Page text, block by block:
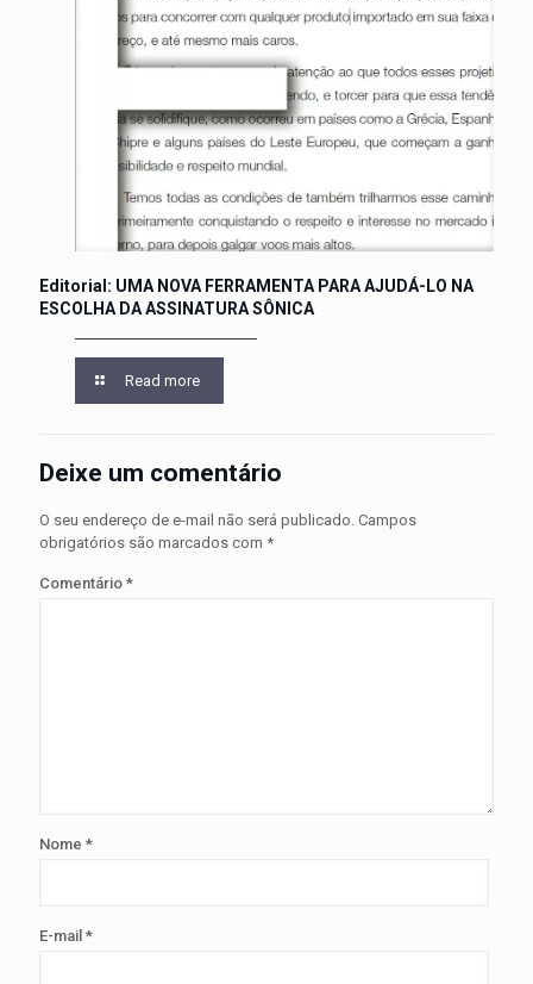
Editorial: UMA NOVA FERRAMENTA PARA AJUDÁ-LO NA
ESCOLHA DA ASSINATURA SÔNICA
Read more
Deixe um comentário
O seu endereço de e-mail não será publicado. Campos
obrigatórios são marcados com *
Comentário *
Nome *
E-mail *